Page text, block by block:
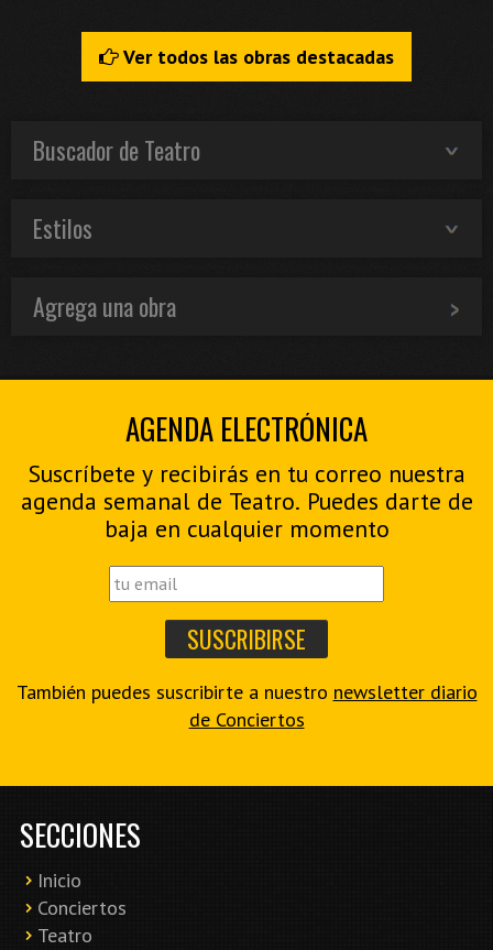
Ver todos las obras destacadas
Buscador de Teatro
Estilos
Agrega una obra
AGENDA ELECTRÓNICA
Suscríbete y recibirás en tu correo nuestra
agenda semanal de Teatro. Puedes darte de
baja en cualquier momento
También puedes suscribirte a nuestro newsletter diario
de Conciertos
SECCIONES
Inicio
Conciertos
Teatro